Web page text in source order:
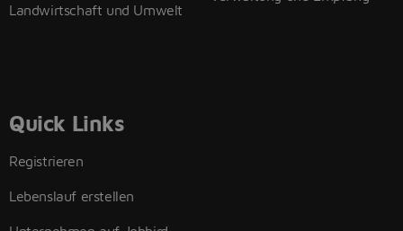
Landwirtschaft und Umwelt
Quick Links
Registrieren
Lebenslauf erstellen